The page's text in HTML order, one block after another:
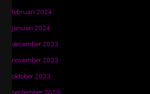
februari 2024
januari 2024
december 2023
november 2023
oktober 2023
september 2023